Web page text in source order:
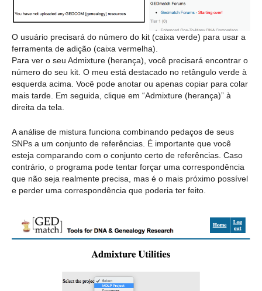
O usuário precisará do número do kit (caixa verde) para usar a
ferramenta de adição (caixa vermelha).
Para ver o seu Admixture (herança), você precisará encontrar o
número do seu kit. O meu está destacado no retângulo verde à
esquerda acima. Você pode anotar ou apenas copiar para colar
mais tarde. Em seguida, clique em “Admixture (herança)” à
direita da tela.
A análise de mistura funciona combinando pedaços de seus
SNPs a um conjunto de referências. É importante que você
esteja comparando com o conjunto certo de referências. Caso
contrário, o programa pode tentar forçar uma correspondência
que não seja realmente precisa, mas é o mais próximo possível
e perder uma correspondência que poderia ter feito.